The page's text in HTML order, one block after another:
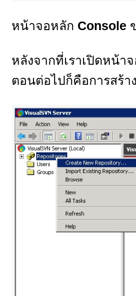
หน้าจอหลัก Console
หลังจากที่เราเปิดหน้า
ตอนต่อไปก็คือการสร้า